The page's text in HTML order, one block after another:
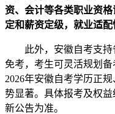
资、会计等各类职业资
定和薪资定级，就业适配
此外，安徽自考支持
免考，考生可灵活规划备
2026年安徽自考学历正
势显著。具体报考及权
新公告为准。